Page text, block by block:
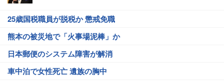
25歳国税職員が脱税か 懲戒免職
熊本の被災地で「火事場泥棒」か
日本郵便のシステム障害が解消
車中泊で女性死亡 遺族の胸中